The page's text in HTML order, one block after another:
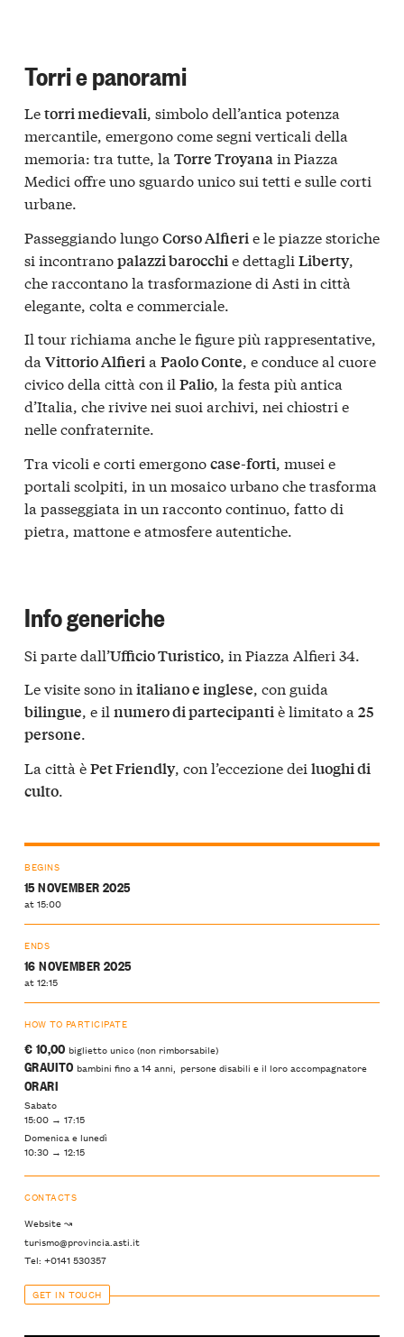
Torri e panorami
Letorri medievali, simbolo dell’antica potenza
mercantile, emergono come segni verticali della
memoria: tra tutte, la Torre Troyanain Piazza
Medici offre uno sguardo unico sui tetti e sulle corti
urbane.
Passeggiando lungoCorso Alfierie le piazze storiche
si incontranopalazzi barocchie dettagli Liberty,
che raccontano la trasformazione di Asti in città
elegante, colta e commerciale.
Il tour richiama anche le figure più rappresentative,
da Vittorio Alfieria Paolo Conte, e conduce al cuore
civico della città con il Palio, la festa più antica
d’Italia, che rivive nei suoi archivi, nei chiostri e
nelle confraternite.
Tra vicoli e corti emergonocase-forti, musei e
portali scolpiti, in un mosaico urbano che trasforma
la passeggiata in un racconto continuo, fatto di
pietra, mattone e atmosfere autentiche.
Info generiche
Si parte dall’Ufficio Turistico, in Piazza Alfieri 34.
Le visite sono in italiano e inglese, con guida
bilingue, e il numero di partecipantiè limitato a 25
persone.
La città èPet Friendly, con l’eccezione dei luoghi di
culto.
BEGINS
15 NOVEMBER 2025
at 15:00
ENDS
16 NOVEMBER 2025
at 12:15
HOW TO PARTICIPATE
€ 10,00 biglietto unico (non rimborsabile)
GRAUITO bambini fino a 14 anni, persone disabili e il loro accompagnatore
ORARI
Sabato
15:00 → 17:15
Domenica e lunedì
10:30 → 12:15
CONTACTS
Website ↝
turismo@provincia.asti.it
Tel: +0141 530357
GET IN TOUCH